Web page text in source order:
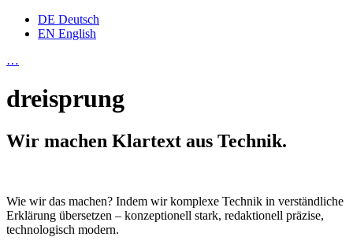
DE Deutsch
EN English
…
dreisprung
Wir machen Klartext aus Technik.
Wie wir das machen? Indem wir komplexe Technik in verständliche
Erklärung übersetzen – konzeptionell stark, redaktionell präzise,
technologisch modern.